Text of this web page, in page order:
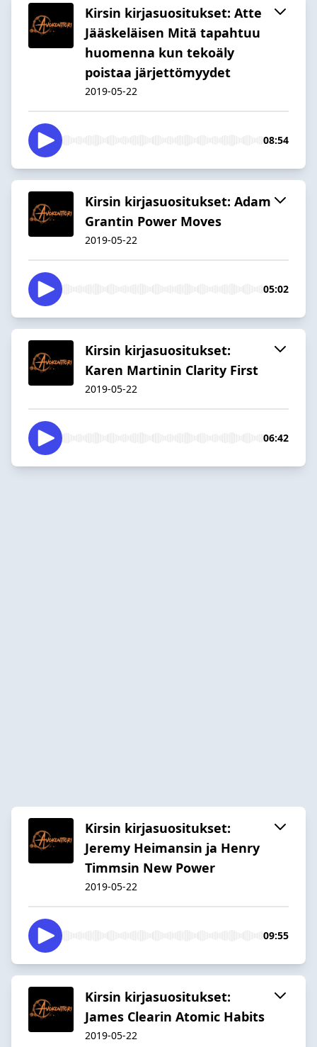
Kirsin kirjasuositukset: Atte
Jääskeläisen Mitä tapahtuu
huomenna kun tekoäly
poistaa järjettömyydet
2019-05-22
08:54
Kirsin kirjasuositukset: Adam
Grantin Power Moves
2019-05-22
05:02
Kirsin kirjasuositukset:
Karen Martinin Clarity First
2019-05-22
06:42
Kirsin kirjasuositukset:
Jeremy Heimansin ja Henry
Timmsin New Power
2019-05-22
09:55
Kirsin kirjasuositukset:
James Clearin Atomic Habits
2019-05-22